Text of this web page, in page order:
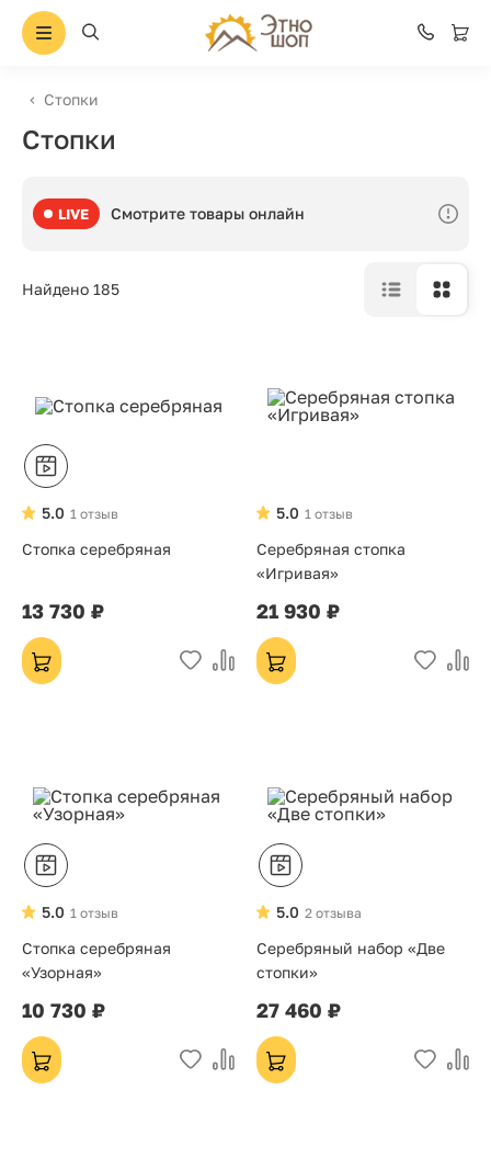
Стопки
Стопки
LIVE Смотрите товары онлайн
Найдено 185
1 отзыв
5.0
Стопка серебряная
13 730 ₽
1 отзыв
5.0
Серебряная стопка
«Игривая»
21 930 ₽
1 отзыв
5.0
Стопка серебряная
«Узорная»
10 730 ₽
2 отзыва
5.0
Серебряный набор «Две
стопки»
27 460 ₽